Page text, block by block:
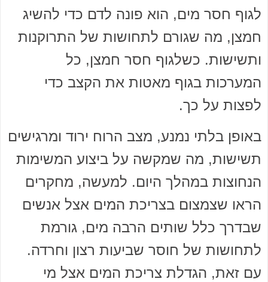
לגוף חסר מים, הוא פונה לדם כדי להשיג
חמצן, מה שגורם לתחושות של התרוקנות
ותשישות. כשלגוף חסר חמצן, כל
המערכות בגוף מאטות את הקצב כדי
לפצות על כך.
באופן בלתי נמנע, מצב הרוח ירוד ומרגישים
תשישות, מה שמקשה על ביצוע המשימות
הנחוצות במהלך היום. למעשה, מחקרים
הראו שצמצום בצריכת המים אצל אנשים
שבדרך כלל שותים הרבה מים, גורמת
לתחושות של חוסר שביעות רצון וחרדה.
עם זאת, הגדלת צריכת המים אצל מי